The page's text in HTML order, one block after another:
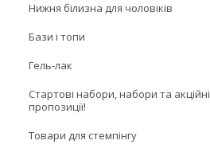
Нижня білизна для чоловіків
Бази і топи
Гель-лак
Стартові набори, набори та акційні
пропозиції!
Товари для стемпінгу